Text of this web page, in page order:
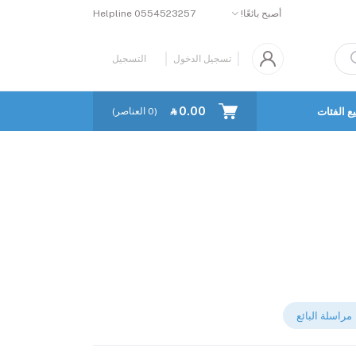
أصبح بائعًا! Helpline 0554523257
تسجيل الدخول التسجيل
الفئات ‎⃁ 0.00
(
0 العناصر)